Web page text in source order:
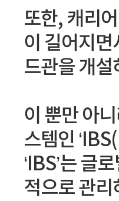
또한, 캐리
이 길어지면
드관을 개
이 뿐만 아
스템인
‘IBS’는 글
적으로 관